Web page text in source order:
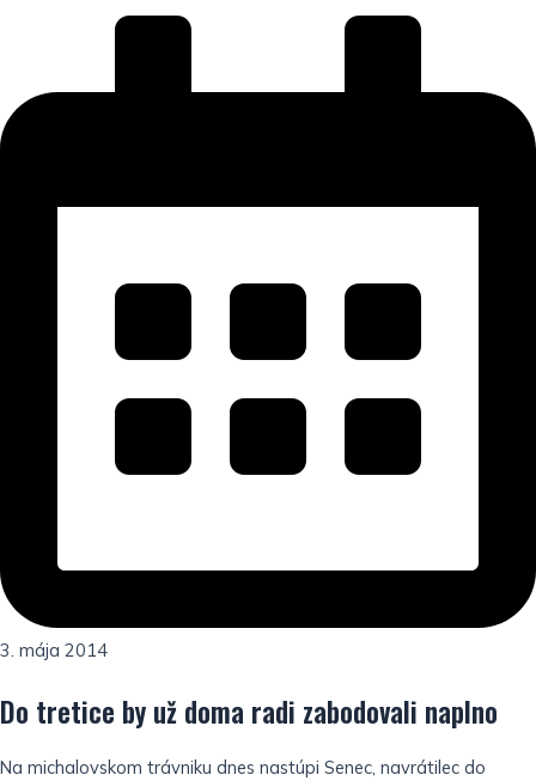
3. mája 2014
Do tretice by už doma radi zabodovali naplno
Na michalovskom trávniku dnes nastúpi Senec, navrátilec do